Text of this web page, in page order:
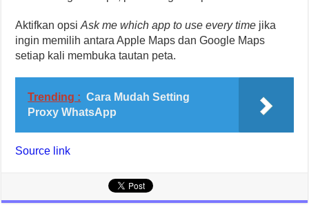
Aktifkan opsiAsk me which app to use every time jika
ingin memilih antara Apple Maps dan Google Maps
setiap kali membuka tautan peta.
Trending : Cara Mudah Setting
Proxy WhatsApp
Source link